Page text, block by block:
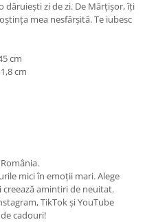
dăruiești zi de zi. De Mărțișor, îți
mea nesfârșită. Te iubesc
cm
cm
mici în emoții mari. Alege
amintiri de neuitat.
TikTok și YouTube
cadouri!